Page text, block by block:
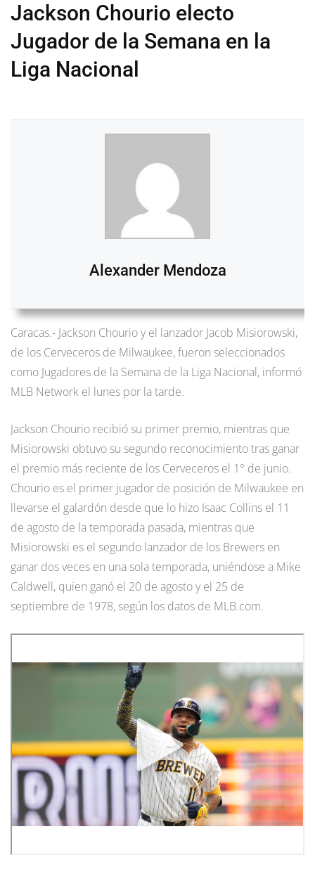
Jackson Chourio electo
Jugador de la Semana en la
Liga Nacional
Alexander Mendoza
Caracas.- Jackson Chourio y el lanzador Jacob Misiorowski,
de los Cerveceros de Milwaukee, fueron seleccionados
como Jugadores de la Semana de la Liga Nacional, informó
MLB Network el lunes por la tarde.
Jackson Chourio recibió su primer premio, mientras que
Misiorowski obtuvo su segundo reconocimiento tras ganar
el premio más reciente de los Cerveceros el 1° de junio.
Chourio es el primer jugador de posición de Milwaukee en
llevarse el galardón desde que lo hizo Isaac Collins el 11
de agosto de la temporada pasada, mientras que
Misiorowski es el segundo lanzador de los Brewers en
ganar dos veces en una sola temporada, uniéndose a Mike
Caldwell, quien ganó el 20 de agosto y el 25 de
septiembre de 1978, según los datos de MLB.com.